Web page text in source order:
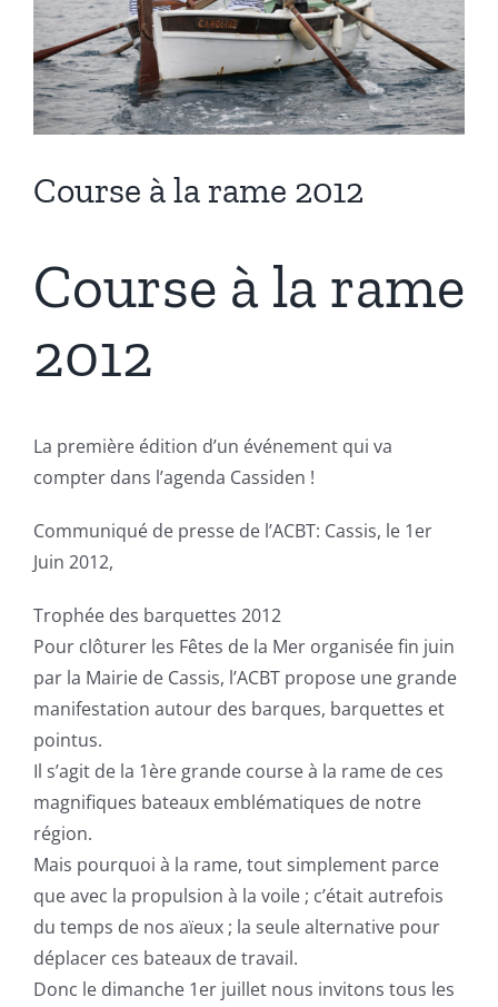
Course à la rame 2012
Course à la rame
2012
La première édition d’un événement qui va
compter dans l’agenda Cassiden !
Communiqué de presse de l’ACBT: Cassis, le 1er
Juin 2012,
Trophée des barquettes 2012
Pour clôturer les Fêtes de la Mer organisée fin juin
par la Mairie de Cassis, l’ACBT propose une grande
manifestation autour des barques, barquettes et
pointus.
Il s’agit de la 1ère grande course à la rame de ces
magnifiques bateaux emblématiques de notre
région.
Mais pourquoi à la rame, tout simplement parce
que avec la propulsion à la voile ; c’était autrefois
du temps de nos aïeux ; la seule alternative pour
déplacer ces bateaux de travail.
Donc le dimanche 1er juillet nous invitons tous les